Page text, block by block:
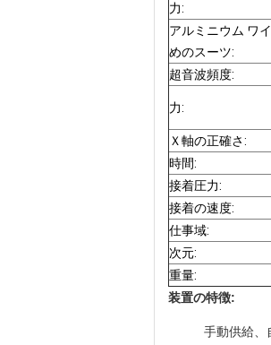
力:
アルミニウム ワ
めのスーツ:
超音波頻度:
力:
Ｘ軸の正確さ:
時間:
接着圧力:
接着の速度:
仕事域:
次元:
重量:
装置の特徴:
手動供給、